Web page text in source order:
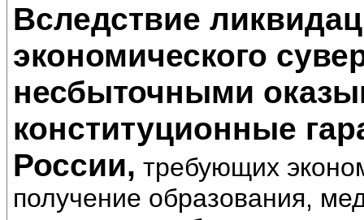
Вследствие
экономического
несбыточными
конституционные
России, требующих
получение образования,